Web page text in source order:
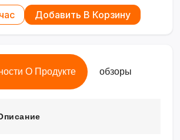
Добавить В Корзину
О Продукте обзоры